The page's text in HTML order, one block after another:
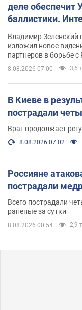
деле обеспечит
баллистики.
Владимир Зеленский
изложил новое
партнеров в борьбе с
8.08.2026 07:00 3,6 т.
В Киеве в
пострадали
Враг продолжает
8.08.2026 07:02
Россияне
пострадали
Всего пострадали
раненые за сутки
8.08.2026 00:54 2,9 т.